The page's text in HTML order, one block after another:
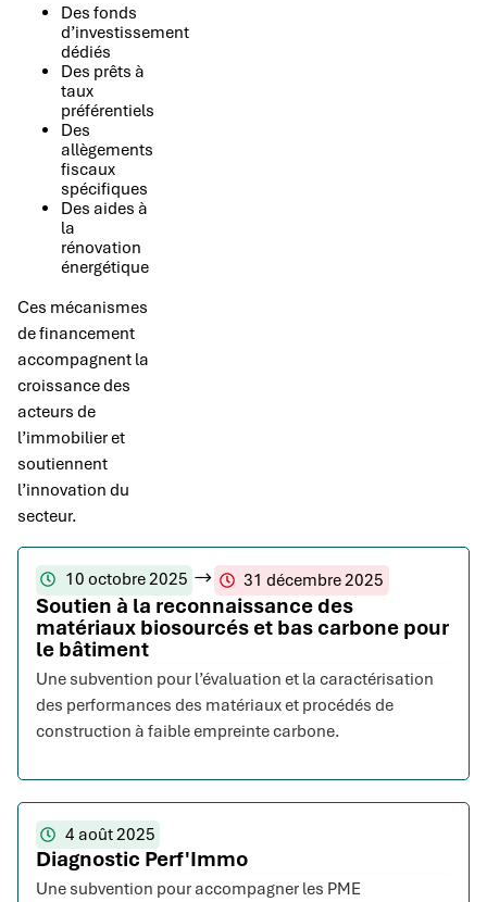
Des fonds
d’investissement
dédiés
Des prêts à
taux
préférentiels
Des
allègements
fiscaux
spécifiques
Des aides à
la
rénovation
énergétique
Ces mécanismes
de financement
accompagnent la
croissance des
acteurs de
l’immobilier et
soutiennent
l’innovation du
secteur.
10 octobre 2025 31 décembre 2025
Soutien à la reconnaissance des
matériaux biosourcés et bas carbone pour
le bâtiment
Une subvention pour l’évaluation et la caractérisation
des performances des matériaux et procédés de
construction à faible empreinte carbone.
4 août 2025
Diagnostic Perf'Immo
Une subvention pour accompagner les PME